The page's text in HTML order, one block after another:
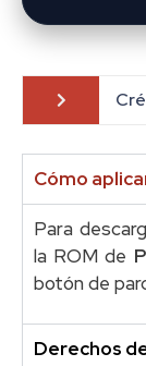
Cómo
Para
la ROM de
botón de
Derechos